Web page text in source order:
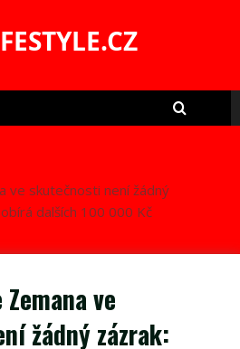
ve skutečnosti není žádný
dalších 100 000 Kč
ve
žádný zázrak: